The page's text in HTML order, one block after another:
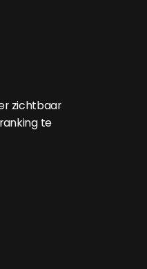
zichtbaar
te